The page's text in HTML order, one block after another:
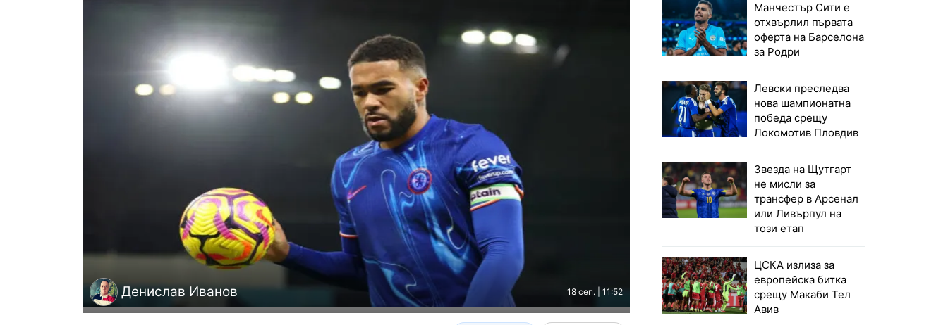
Денислав Иванов 18 сеп. | 11:52
Манчестър Сити е
отхвърлил първата
оферта на Барселона
за Родри
Левски преследва
нова шампионатна
победа срещу
Локомотив Пловдив
Звезда на Щутгарт
не мисли за
трансфер в Арсенал
или Ливърпул на
този етап
ЦСКА излиза за
европейска битка
срещу Макаби Тел
Авив